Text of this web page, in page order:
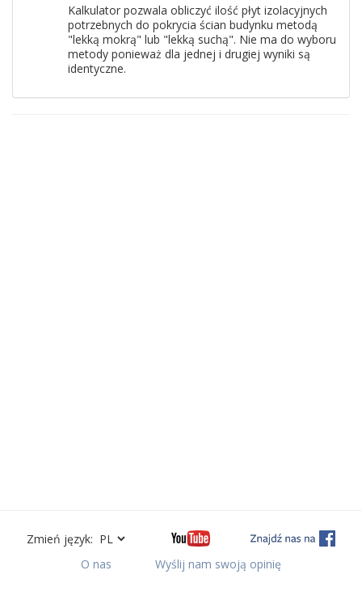
Kalkulator pozwala obliczyć ilość płyt izolacyjnych
potrzebnych do pokrycia ścian budynku metodą
"lekką mokrą" lub "lekką suchą". Nie ma do wyboru
metody ponieważ dla jednej i drugiej wyniki są
identyczne.
Zmień język:
O nas
Wyślij nam swoją opinię